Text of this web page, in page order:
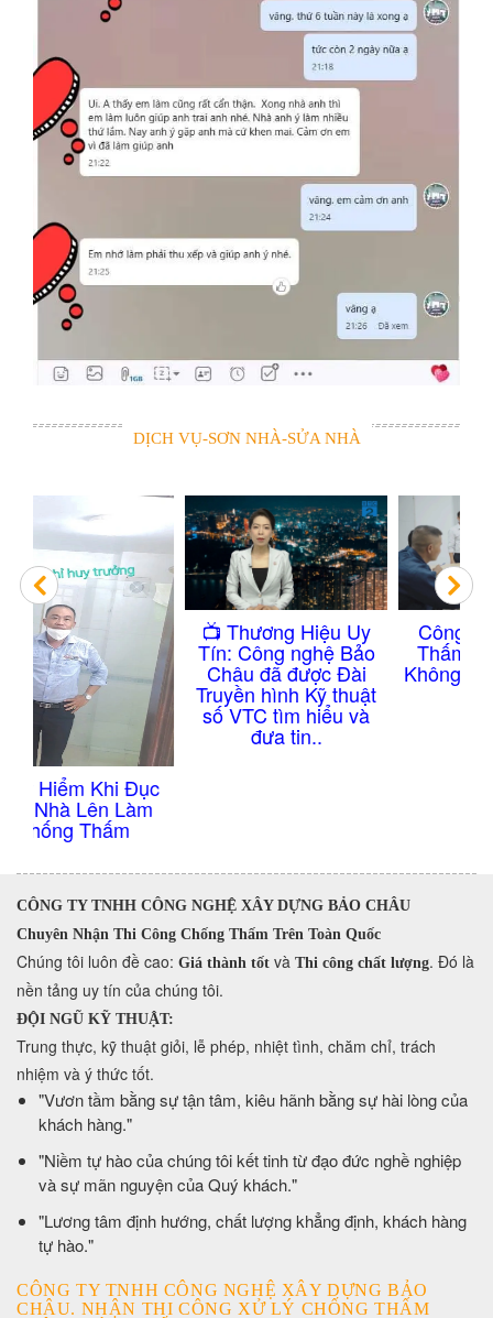
DỊCH VỤ-SƠN NHÀ-SỬA NHÀ
​📺 Thương Hiệu Uy
Tín: Công nghệ Bảo
Châu đã được Đài
Truyền hình Kỹ thuật
số VTC tìm hiểu và
đưa tin..
Công Nghệ Chống
Thấm Nhà Vệ Sinh
Không Cần Đục Gạch
CÔNG TY TNHH CÔNG NGHỆ XÂY DỰNG BẢO CHÂU
Chuyên Nhận Thi Công Chống Thấm Trên Toàn Quốc
​Chúng tôi luôn đề cao: Giá thành tốt và Thi công chất lượng. Đó là
nền tảng uy tín của chúng tôi.
ĐỘI NGŨ KỸ THUẬT:
Trung thực, kỹ thuật giỏi, lễ phép, nhiệt tình, chăm chỉ, trách
nhiệm và ý thức tốt.
​"Vươn tầm bằng sự tận tâm, kiêu hãnh bằng sự hài lòng của
khách hàng."
​"Niềm tự hào của chúng tôi kết tinh từ đạo đức nghề nghiệp
và sự mãn nguyện của Quý khách."
​"Lương tâm định hướng, chất lượng khẳng định, khách hàng
tự hào."
CÔNG TY TNHH CÔNG NGHỆ XÂY DỰNG BẢO
CHÂU. NHẬN THI CÔNG XỬ LÝ CHỐNG THẤM